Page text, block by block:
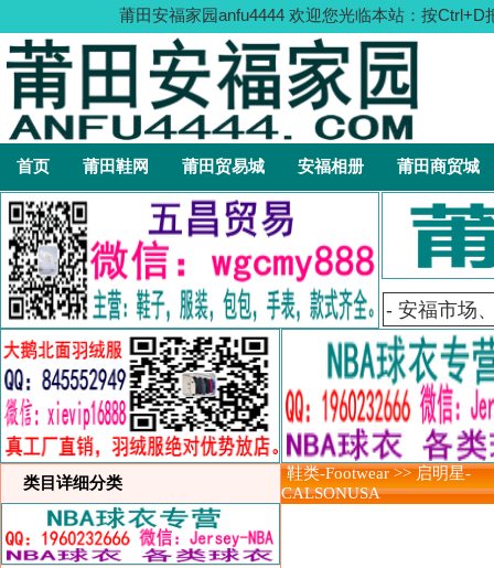
莆田安福家园anfu4444 欢迎您光临本站：按
首页 莆田鞋网 莆田贸易城 安福相册 莆田商贸城
类目详细分类
鞋类-Footwear >> 启明星-
CALSONUSA